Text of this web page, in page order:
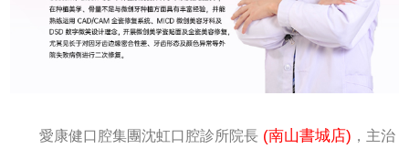
愛康健口腔集團沈虹口腔診所院長 (南山書城店) ，主治